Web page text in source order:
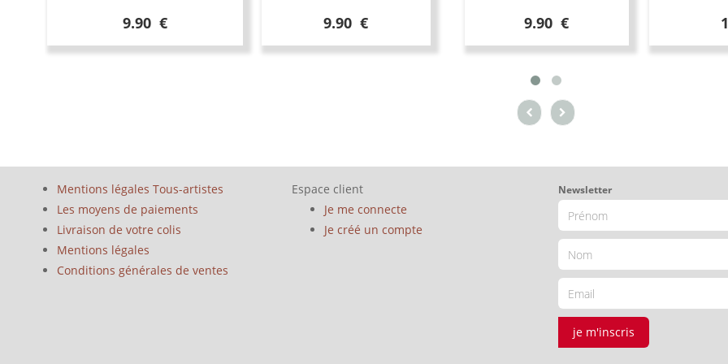
9.90 € 9.90 € 9.90 €
Mentions légales Tous-artistes
Les moyens de paiements
Livraison de votre colis
Mentions légales
Conditions générales de ventes
Espace client
Je me connecte
Je créé un compte
Newsletter
je m'inscris